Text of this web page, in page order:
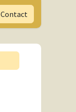
Contact